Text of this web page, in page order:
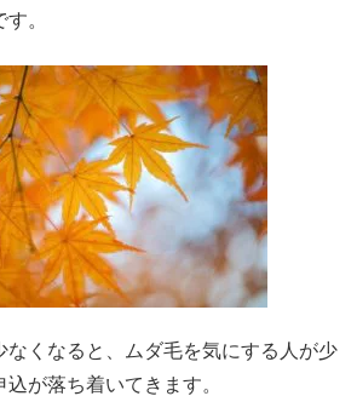
。
なくなると、ムダ毛を気にする人が少
が落ち着いてきます。